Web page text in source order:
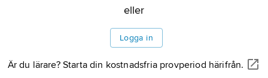
eller
Logga in
Är du lärare? Starta din kostnadsfria provperiod härifrån.